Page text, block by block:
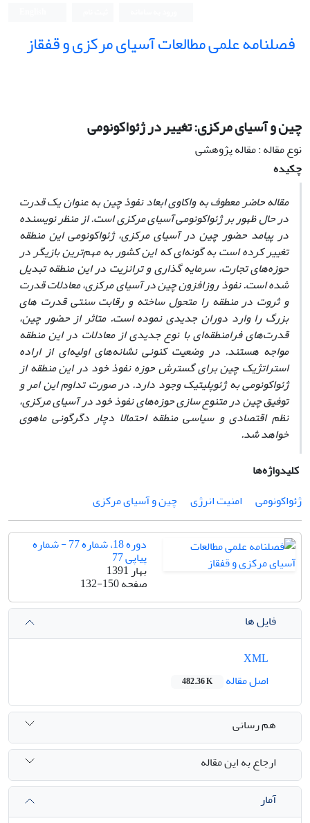
فصلنامه علمی مطالعات آسیای مرکزی و قفقاز
چین و آسیای مرکزی: تغییر در ژئواکونومی
نوع مقاله : مقاله پژوهشی
چکیده
مقاله حاضر معطوف به واکاوی ابعاد نفوذ چین به عنوان یک قدرت
در حال ظهور بر ژئواکونومی آسیای مرکزی است. از منظر نویسنده
در پیامد حضور چین در آسیای مرکزی، ژئواکونومی این منطقه
تغییر کرده است به گونه‌ای که این کشور به مهم‌ترین بازیگر در
حوزه‌های تجارت، سرمایه گذاری و ترانزیت در این منطقه تبدیل
شده است. نفوذ روزافزون چین در آسیای مرکزی، معادلات قدرت
و ثروت در منطقه را متحول ساخته و رقابت سنتی قدرت های
بزرگ را وارد دوران جدیدی نموده است. متاثر از حضور چین،
قدرت‌های فرامنطقه‌ای با نوع جدیدی از معادلات در این منطقه
مواجه هستند. در وضعیت کنونی نشانه‌های اولیه‌ای از اراده
استراتژیک چین برای گسترش حوزه نفوذ خود در این منطقه از
ژئواکونومی به ژئوپلیتیک وجود دارد. در صورت تداوم این امر و
توفیق چین در متنوع سازی حوزه‌های نفوذ خود در آسیای مرکزی،
نظم اقتصادی و سیاسی منطقه احتمالا دچار دگرگونی ماهوی
خواهد شد.
کلیدواژه‌ها
ژئواکونومی
امنیت انرژی چین و آسیای مرکزی
دوره 18، شماره 77 - شماره
پیاپی 77
بهار 1391
صفحه132-150
فایل ها
اصل مقاله
482.36 K
هم رسانی
ارجاع به این مقاله
آمار